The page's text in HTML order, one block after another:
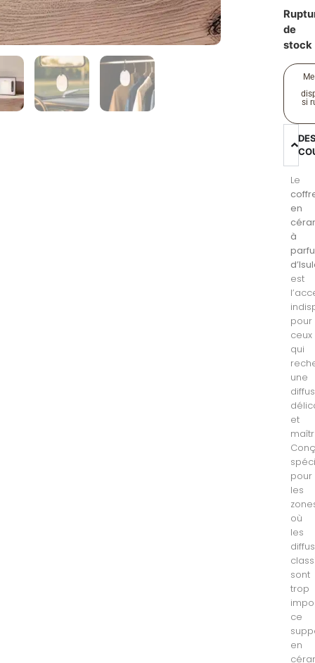
de
stock
si
Le
en
à
est
pour
ceux
qui
une
et
pour
les
où
les
sont
trop
ce
en